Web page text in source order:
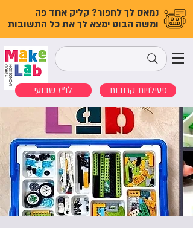
נמאס לך לחפור? קליק אחד פה
ומשה הבוט ימצא לך את כל התשובות
לו"ז שבועי פעילויות קרובות